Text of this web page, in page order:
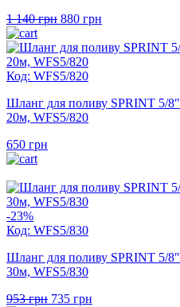
1 140грн Оригінальна
1
140 грн.
880 грн
880 грн.
Код: WFS5/820
Шланг для поливу SPRINT 5/8″
20м, WFS5/820
650 грн
-23%
Код: WFS5/830
Шланг для поливу SPRINT 5/8″
30м, WFS5/830
953грн Оригінальна
735 грн